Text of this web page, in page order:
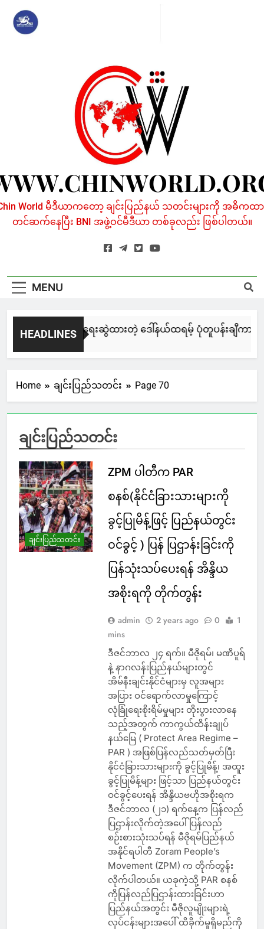
content
World မီဒီယာကတော့ ချင်းပြည်နယ် သတင်းများကို အဓိကထာ
တင်ဆက်နေပြီး BNI အဖွဲ့ဝင်မီဒီယာ တစ်ခုလည်း ဖြစ်ပါတယ်။
MENU
HEADLINES
မြင်းချေးနဲ့ ရေးဆွဲထားတဲ့ ဒေါ်နယ်ထရမ့် ပုံတူပန်းချီကား ကနေ
4 Days Ago
Home ချင်းပြည်သတင်း Page 70
ချင်းပြည်သတင်း
ချင်းပြည်သတင်း
ZPM ပါတီက PAR
စနစ်(နိုင်ငံခြားသားများကို
ခွင့်ပြုမိန့်ဖြင့် ပြည်နယ်တွင်း
ဝင်ခွင့် ) ပြန် ပြဌာန်းခြင်းကို
ပြန်သုံးသပ်ပေးရန် အိန္ဒိယ
အစိုးရကို တိုက်တွန်း
admin 2 years ago 0
1
mins
ဒီဇင်ဘာလ ၂၄ ရက်။ မီဇိုရမ်၊ မဏိပူရ်
နဲ့ နာဂလန်းပြည်နယ်များတွင်
အိမ်နီးချင်းနိုင်ငံများမှ လူအများ
အပြား ဝင်ရောက်လာမှုကြောင့်
လုံခြုံရေးစိုးရိမ်မှုများ တိုးပွားလာနေ
သည့်အတွက် ကာကွယ်ထိန်းချုပ်
နယ်မြေ ( Protect Area Regime –
PAR ) အဖြစ်ပြန်လည်သတ်မှတ်ပြီး
နိုင်ငံခြားသားများကို ခွင့်ပြုမိန့်၊ အထူး
ခွင့်ပြုမိန့်များ ဖြင့်သာ ပြည်နယ်တွင်း
ဝင်ခွင့်ပေးရန် အိန္ဒိယဗဟိုအစိုးရက
ဒီဇင်ဘာလ (၂၁) ရက်နေ့က ပြန်လည်
ပြဌာန်းလိုက်တဲ့အပေါ် ပြန်လည်
စဉ်းစားသုံးသပ်ရန် မီဇိုရမ်ပြည်နယ်
အနိုင်ရပါတီ Zoram People’s
Movement (ZPM) က တိုက်တွန်း
လိုက်ပါတယ်။ ယခုကဲ့သို့ PAR စနစ်
ကိုပြန်လည်ပြဌာန်းထားခြင်းဟာ
ပြည်နယ်အတွင်း မီဇိုလူမျိုးများရဲ့
လုပ်ငန်းများအပေါ် ထိခိုက်မှုရှိမည်ကို